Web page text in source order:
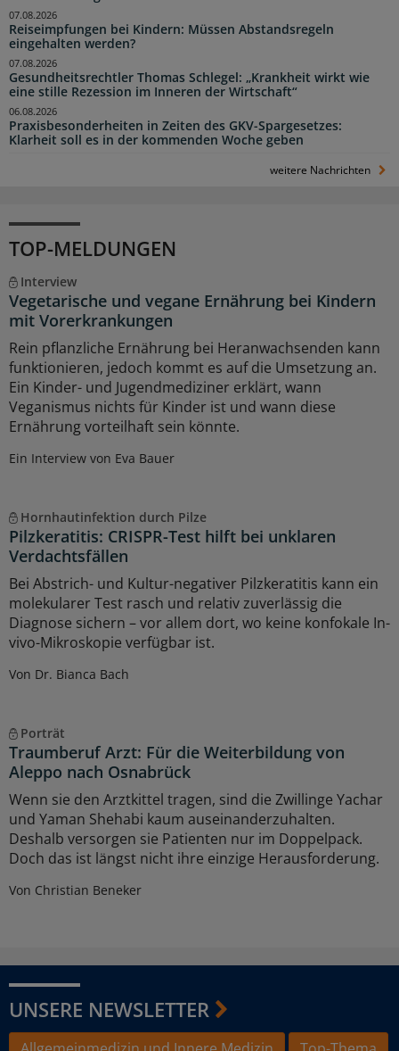
Reiseimpfungen bei Kindern: Müssen Abstandsregeln
eingehalten werden?
07.08.2026
Gesundheitsrechtler Thomas Schlegel: „Krankheit wirkt wie
eine stille Rezession im Inneren der Wirtschaft“
07.08.2026
Praxisbesonderheiten in Zeiten des GKV-Spargesetzes:
Klarheit soll es in der kommenden Woche geben
06.08.2026
weitere Nachrichten
TOP-MELDUNGEN
Interview
Vegetarische und vegane Ernährung bei Kindern
mit Vorerkrankungen
Rein pflanzliche Ernährung bei Heranwachsenden kann
funktionieren, jedoch kommt es auf die Umsetzung an.
Ein Kinder- und Jugendmediziner erklärt, wann
Veganismus nichts für Kinder ist und wann diese
Ernährung vorteilhaft sein könnte.
Ein Interview von Eva Bauer
Hornhautinfektion durch Pilze
Pilzkeratitis: CRISPR-Test hilft bei unklaren
Verdachtsfällen
Bei Abstrich- und Kultur-negativer Pilzkeratitis kann ein
molekularer Test rasch und relativ zuverlässig die
Diagnose sichern – vor allem dort, wo keine konfokale In-
vivo-Mikroskopie verfügbar ist.
Von Dr. Bianca Bach
Porträt
Traumberuf Arzt: Für die Weiterbildung von
Aleppo nach Osnabrück
Wenn sie den Arztkittel tragen, sind die Zwillinge Yachar
und Yaman Shehabi kaum auseinanderzuhalten.
Deshalb versorgen sie Patienten nur im Doppelpack.
Doch das ist längst nicht ihre einzige Herausforderung.
Von Christian Beneker
UNSERE NEWSLETTER